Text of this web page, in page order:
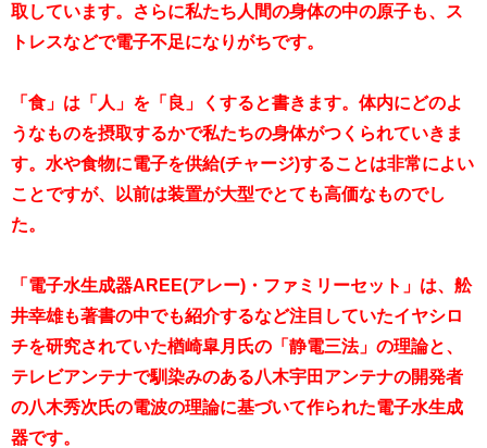
取しています。さらに私たち人間の身体の中の原子も、ス
トレスなどで電子不足になりがちです。
「食」は「人」を「良」くすると書きます。体内にどのよ
うなものを摂取するかで私たちの身体がつくられていきま
す。水や食物に電子を供給(チャージ)することは非常によい
ことですが、以前は装置が大型でとても高価なものでし
た。
「電子水生成器AREE(アレー)・ファミリーセット」は、舩
井幸雄も著書の中でも紹介するなど注目していたイヤシロ
チを研究されていた楢崎皐月氏の「静電三法」の理論と、
テレビアンテナで馴染みのある八木宇田アンテナの開発者
の八木秀次氏の電波の理論に基づいて作られた電子水生成
器です。